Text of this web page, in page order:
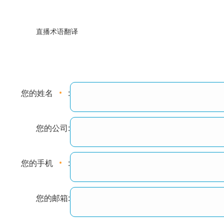
直播术语翻译
您的姓名 :
您的公司:
您的手机 :
您的邮箱: